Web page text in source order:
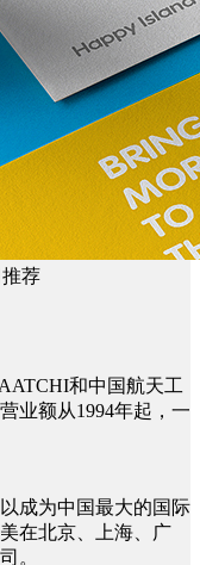
荐
和中国航天工
业额从1994年起，一
成为中国最大的国际
在北京、上海、广
。